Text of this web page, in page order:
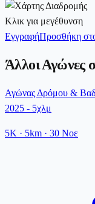
Κλικ για μεγέθυνση
ΕγγραφήΠροσθήκη
Άλλοι Αγώνες
Αγώνας Δρόμου &
2025 - 5χλμ
5K · 5km · 30 Νοε